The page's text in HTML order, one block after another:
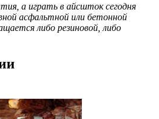
а играть в айсшток сегодня
асфальтной или бетонной
либо резиновой, либо